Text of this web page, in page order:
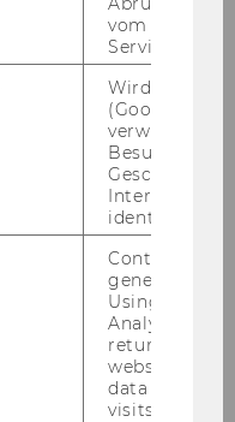
vom AMP
Service an.
Wird von
(Google Tag
verwendet,
Besucher
Geschlecht
Interessen zu
identifizieren.
Contains a
generated
Using this
Analytics can
returning
website and
data from
visits.